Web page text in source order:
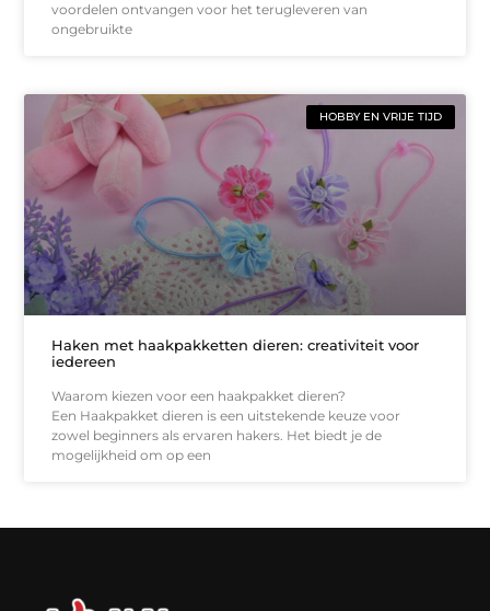
voordelen ontvangen voor het terugleveren van
ongebruikte
HOBBY EN VRIJE TIJD
Haken met haakpakketten dieren: creativiteit voor
iedereen
Waarom kiezen voor een haakpakket dieren?
Een Haakpakket dieren is een uitstekende keuze voor
zowel beginners als ervaren hakers. Het biedt je de
mogelijkheid om op een